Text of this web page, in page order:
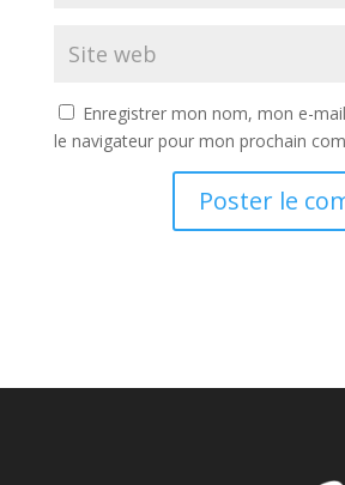
Enregistrer mon nom, mon e-
le navigateur pour mon prochain